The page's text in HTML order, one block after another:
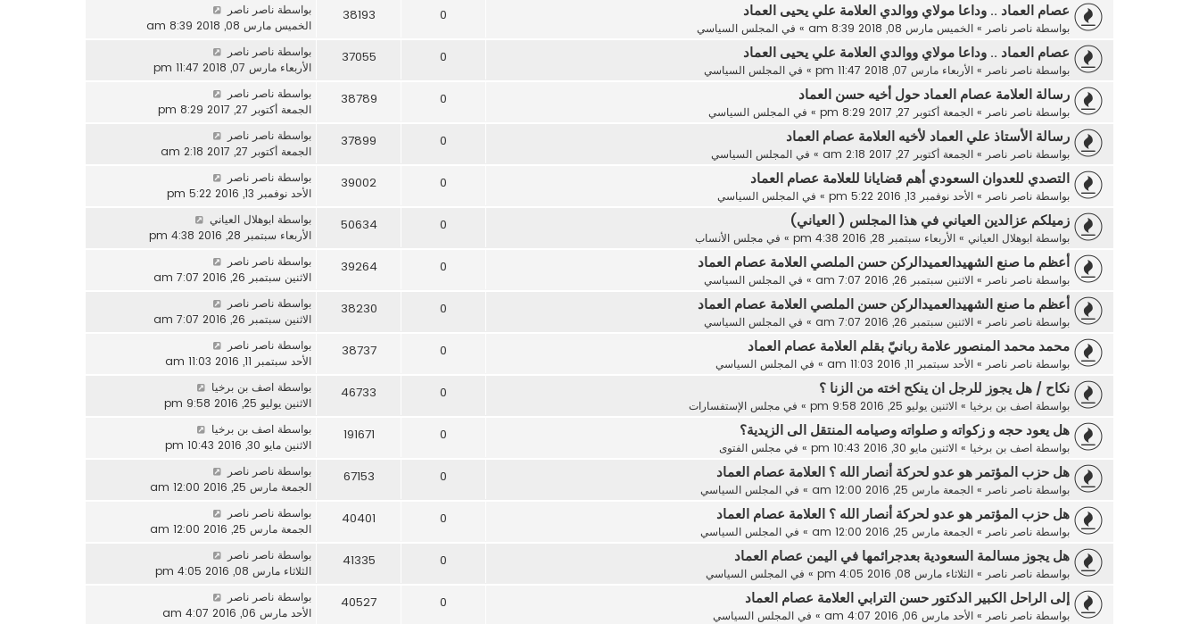
عصام العماد .. وداعا مولاي ووالدي العلامة علي يحيى العماد
بواسطة ناصر ناصر » الخميس مارس 08, 2018 8:39 am » في المجلس السياسي
0
38193 بواسطة ناصر ناصر
الخميس مارس 08, 2018 8:39 am
عصام العماد .. وداعا مولاي ووالدي العلامة علي يحيى العماد
بواسطة ناصر ناصر » الأربعاء مارس 07, 2018 11:47 pm » في المجلس السياسي
0
37055 بواسطة ناصر ناصر
الأربعاء مارس 07, 2018 11:47 pm
رسالة العلامة عصام العماد حول أخيه حسن العماد
بواسطة ناصر ناصر » الجمعة أكتوبر 27, 2017 8:29 pm » في المجلس السياسي
0
38789 بواسطة ناصر ناصر
الجمعة أكتوبر 27, 2017 8:29 pm
رسالة الأستاذ علي العماد لأخيه العلامة عصام العماد
بواسطة ناصر ناصر » الجمعة أكتوبر 27, 2017 2:18 am » في المجلس السياسي
0
37899 بواسطة ناصر ناصر
الجمعة أكتوبر 27, 2017 2:18 am
التصدي للعدوان السعودي أهم قضايانا للعلامة عصام العماد
بواسطة ناصر ناصر » الأحد نوفمبر 13, 2016 5:22 pm » في المجلس السياسي
0
39002 بواسطة ناصر ناصر
الأحد نوفمبر 13, 2016 5:22 pm
زميلكم عزالدين العياني في هذا المجلس ( العياني)
بواسطة ابوهلال العياني » الأربعاء سبتمبر 28, 2016 4:38 pm » في مجلس الأنساب
0
50634 بواسطة ابوهلال العياني
الأربعاء سبتمبر 28, 2016 4:38 pm
أعظم ما صنع الشهيدالعميدالركن حسن الملصي العلامة عصام العماد
بواسطة ناصر ناصر » الاثنين سبتمبر 26, 2016 7:07 am » في المجلس السياسي
0
39264 بواسطة ناصر ناصر
الاثنين سبتمبر 26, 2016 7:07 am
أعظم ما صنع الشهيدالعميدالركن حسن الملصي العلامة عصام العماد
بواسطة ناصر ناصر » الاثنين سبتمبر 26, 2016 7:07 am » في المجلس السياسي
0
38230 بواسطة ناصر ناصر
الاثنين سبتمبر 26, 2016 7:07 am
محمد محمد المنصور علامة ربانيّ بقلم العلامة عصام العماد
بواسطة ناصر ناصر » الأحد سبتمبر 11, 2016 11:03 am » في المجلس السياسي
0
38737 بواسطة ناصر ناصر
الأحد سبتمبر 11, 2016 11:03 am
نكاح / هل يجوز للرجل ان ينكح اخته من الزنا ؟
بواسطة اصف بن برخيا » الاثنين يوليو 25, 2016 9:58 pm » في مجلس الإستفسارات
0
46733 بواسطة اصف بن برخيا
الاثنين يوليو 25, 2016 9:58 pm
هل يعود حجه و زكواته و صلواته وصيامه المنتقل الى الزيدية؟
بواسطة اصف بن برخيا » الاثنين مايو 30, 2016 10:43 pm » في مجلس الفتوى
0
191671 بواسطة اصف بن برخيا
الاثنين مايو 30, 2016 10:43 pm
هل حزب المؤتمر هو عدو لحركة أنصار الله ؟ العلامة عصام العماد
بواسطة ناصر ناصر » الجمعة مارس 25, 2016 12:00 am » في المجلس السياسي
0
67153 بواسطة ناصر ناصر
الجمعة مارس 25, 2016 12:00 am
هل حزب المؤتمر هو عدو لحركة أنصار الله ؟ العلامة عصام العماد
بواسطة ناصر ناصر » الجمعة مارس 25, 2016 12:00 am » في المجلس السياسي
0
40401 بواسطة ناصر ناصر
الجمعة مارس 25, 2016 12:00 am
هل يجوز مسالمة السعودية بعدجرائمها في اليمن عصام العماد
بواسطة ناصر ناصر » الثلاثاء مارس 08, 2016 4:05 pm » في المجلس السياسي
0
41335 بواسطة ناصر ناصر
الثلاثاء مارس 08, 2016 4:05 pm
إلى الراحل الكبير الدكتور حسن الترابي العلامة عصام العماد
بواسطة ناصر ناصر » الأحد مارس 06, 2016 4:07 am » في المجلس السياسي
0
40527 بواسطة ناصر ناصر
الأحد مارس 06, 2016 4:07 am